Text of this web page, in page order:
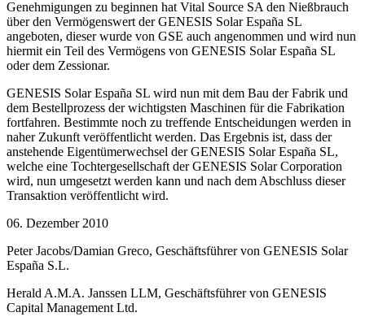
Genehmigungen zu beginnen hat Vital Source SA den Nießbrauch
über den Vermögenswert der GENESIS Solar España SL
angeboten, dieser wurde von GSE auch angenommen und wird nun
hiermit ein Teil des Vermögens von GENESIS Solar España SL
oder dem Zessionar.
GENESIS Solar España SL wird nun mit dem Bau der Fabrik und
dem Bestellprozess der wichtigsten Maschinen für die Fabrikation
fortfahren. Bestimmte noch zu treffende Entscheidungen werden in
naher Zukunft veröffentlicht werden. Das Ergebnis ist, dass der
anstehende Eigentümerwechsel der GENESIS Solar España SL,
welche eine Tochtergesellschaft der GENESIS Solar Corporation
wird, nun umgesetzt werden kann und nach dem Abschluss dieser
Transaktion veröffentlicht wird.
06. Dezember 2010
Peter Jacobs/Damian Greco, Geschäftsführer von GENESIS Solar
España S.L.
Herald A.M.A. Janssen LLM, Geschäftsführer von GENESIS
Capital Management Ltd.